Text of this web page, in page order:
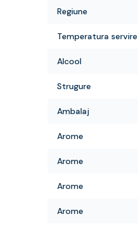
Regiune
Temperatura servire
Alcool
Strugure
Ambalaj
Arome
Arome
Arome
Arome